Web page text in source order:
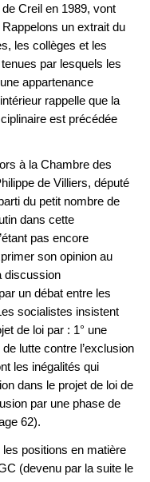
Creil en 1989, vont
un extrait du
les collèges et les
par lesquels les
appartenance
rappelle que la
est précédée
à la Chambre des
de Villiers, député
du petit nombre de
dans cette
pas encore
son opinion au
discussion
un débat entre les
socialistes insistent
de loi par : 1° une
lutte contre l’exclusion
les inégalités qui
dans le projet de loi de
par une phase de
62).
positions en matière
(devenu par la suite le